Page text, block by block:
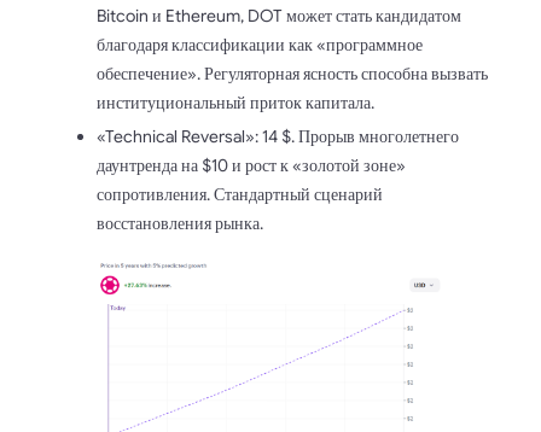
Bitcoin и Ethereum, DOT может стать кандидатом
благодаря классификации как «программное
обеспечение». Регуляторная ясность способна вызвать
институциональный приток капитала.
«Technical Reversal»: 14 $. Прорыв многолетнего
даунтренда на $10 и рост к «золотой зоне»
сопротивления. Стандартный сценарий
восстановления рынка.